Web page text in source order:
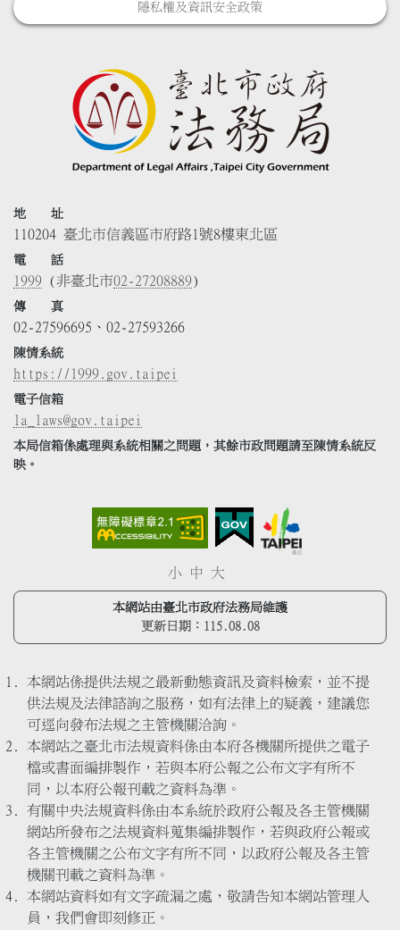
隱私權及資訊安全政策
地 址
110204 臺北市信義區市府路1號8樓東北區
電 話
1999 (非臺北市02-27208889)
傳 真
02-27596695、02-27593266
陳情系統
https://1999.gov.taipei
電子信箱
la_laws@gov.taipei
本局信箱係處理與系統相關之問題，其餘市政問題請至陳情系統反
映。
小 中 大
本網站由臺北市政府法務局維護
更新日期： 115.08.08
本網站係提供法規之最新動態資訊及資料檢索，並不提
供法規及法律諮詢之服務，如有法律上的疑義，建議您
可逕向發布法規之主管機關洽詢。
本網站之臺北市法規資料係由本府各機關所提供之電子
檔或書面編排製作，若與本府公報之公布文字有所不
同，以本府公報刊載之資料為準。
有關中央法規資料係由本系統於政府公報及各主管機關
網站所發布之法規資料蒐集編排製作，若與政府公報或
各主管機關之公布文字有所不同，以政府公報及各主管
機關刊載之資料為準。
本網站資料如有文字疏漏之處，敬請告知本網站管理人
員，我們會即刻修正。